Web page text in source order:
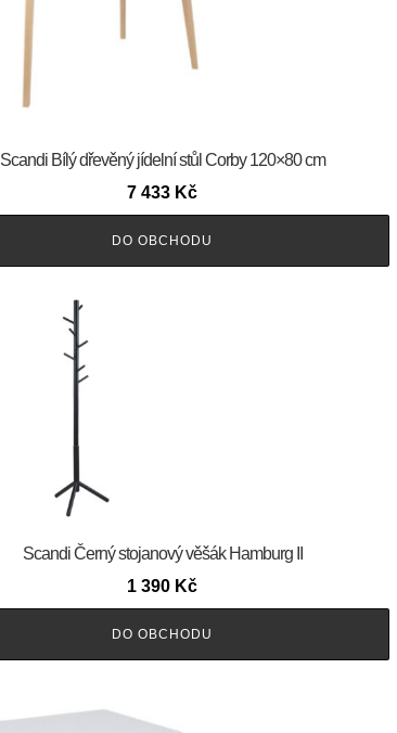
Scandi Bílý dřevěný jídelní stůl Corby 120×80 cm
7 433 Kč
DO OBCHODU
Scandi Černý stojanový věšák Hamburg II
1 390 Kč
DO OBCHODU